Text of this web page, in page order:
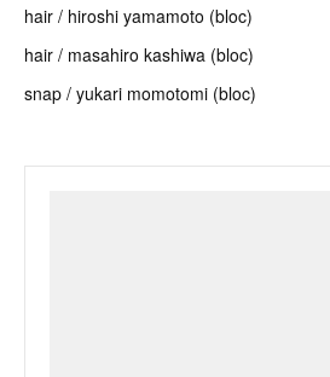
hair / hiroshi yamamoto (bloc)
hair / masahiro kashiwa (bloc)
snap / yukari momotomi (bloc)